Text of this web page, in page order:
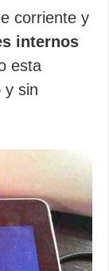
corriente y
internos
esta
y sin